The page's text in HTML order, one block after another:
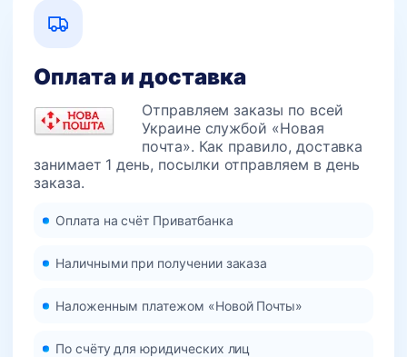
Оплата и доставка
Отправляем заказы по всей
Украине службой «Новая
почта». Как правило, доставка
занимает 1 день, посылки отправляем в день
заказа.
Оплата на счёт Приватбанка
Наличными при получении заказа
Наложенным платежом «Новой Почты»
По счёту для юридических лиц